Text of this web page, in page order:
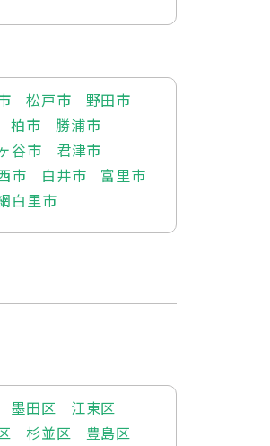
松戸市
野田市
柏市
勝浦市
谷市
君津市
市 白井市
富里市
白里市
墨田区
江東区
杉並区
豊島区